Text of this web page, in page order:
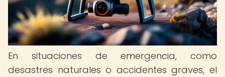
En situaciones de emergencia, como
desastres naturales o accidentes graves, el